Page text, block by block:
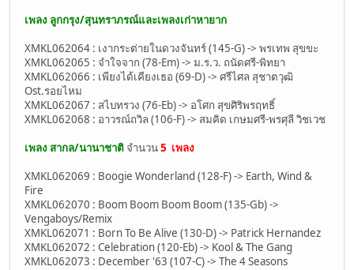
เพลง ลูกกรุง/สุนทราภรณ์และเพลงเก่าหายาก
XMKL062064 : เงากระต่ายในดวงจันทร์ (145-G) -> พรเทพ สุขขะ
XMKL062065 : จำใจจาก (78-Em) -> ม.ร.ว. ถนัดศรี-พิทยา
XMKL062066 : เพียงได้เคียงเธอ (69-D) -> ศรีไศล สุชาตวุฒิ
Ost.รอยไหม
XMKL062067 : สไบทรวง (76-Eb) -> อโศก สุขศิริพรฤทธิ์
XMKL062068 : อาวรณ์ถวิล (106-F) -> สมคิด เกษมศรี-พรศุลี วิชเวช
เพลง สากล/นานาชาติ จำนวน5 เพลง
XMKL062069 : Boogie Wonderland (128-F) -> Earth, Wind &
Fire
XMKL062070 : Boom Boom Boom Boom (135-Gb) ->
Vengaboys/Remix
XMKL062071 : Born To Be Alive (130-D) -> Patrick Hernandez
XMKL062072 : Celebration (120-Eb) -> Kool & The Gang
XMKL062073 : December '63 (107-C) -> The 4 Seasons